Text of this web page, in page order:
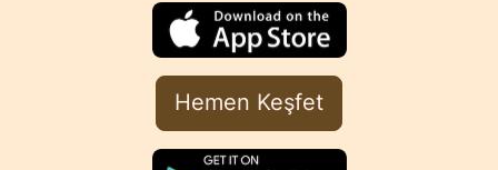
Hemen Keşfet